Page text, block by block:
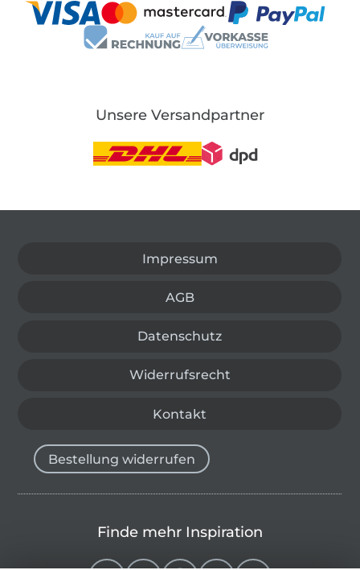
Unsere Versandpartner
Impressum
AGB
Datenschutz
Widerrufsrecht
Kontakt
Bestellung widerrufen
Finde mehr Inspiration